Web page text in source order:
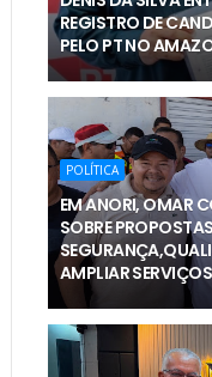
REGISTRO DE
PELO PT NO
POLÍTICA
EM ANORI, OMAR
SOBRE
AMPLIAR